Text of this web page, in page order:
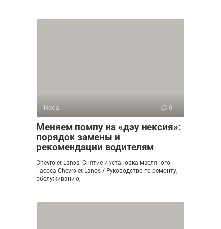
Nexia 0
Меняем помпу на «дэу нексия»:
порядок замены и
рекомендации водителям
Chevrolet Lanos: Снятие и установка масляного
насоса Chevrolet Lanos / Руководство по ремонту,
обслуживанию,